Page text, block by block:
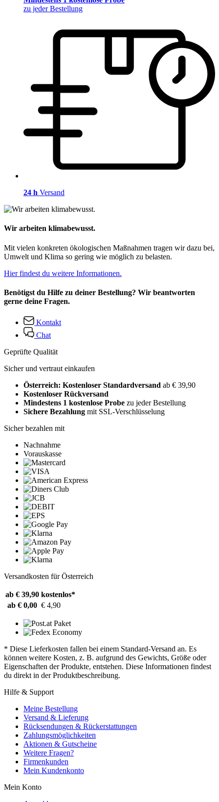
zu jeder Bestellung
24 h Versand
Wir arbeiten klimabewusst.
Mit vielen konkreten ökologischen Maßnahmen tragen wir dazu bei,
Umwelt und Klima so gering wie möglich zu belasten.
Hier findest du weitere Informationen.
Benötigst du Hilfe zu deiner Bestellung? Wir beantworten
gerne deine Fragen.
Kontakt
Chat
Geprüfte Qualität
Sicher und vertraut einkaufen
Österreich: Kostenloser Standardversand ab € 39,90
Kostenloser Rückversand
Mindestens 1 kostenlose Probe zu jeder Bestellung
Sichere Bezahlung mit SSL-Verschlüsselung
Sicher bezahlen mit
Nachnahme
Vorauskasse
Versandkosten für Österreich
ab € 39,90 kostenlos*
ab € 0,00 € 4,90
* Diese Lieferkosten fallen bei einem Standard-Versand an. Es
können weitere Kosten, z. B. aufgrund des Gewichts, Größe oder
Eigenschaften der Produkte, entstehen. Diese Informationen findest
du direkt in der Produktbeschreibung.
Hilfe & Support
Meine Bestellung
Versand & Lieferung
Rücksendungen & Rückerstattungen
Zahlungsmöglichkeiten
Aktionen & Gutscheine
Weitere Fragen?
Firmenkunden
Mein Kundenkonto
Mein Konto